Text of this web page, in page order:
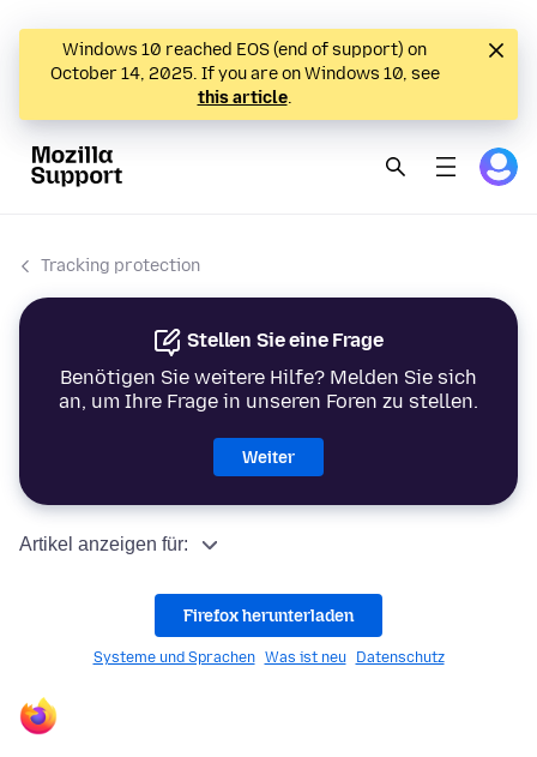
Windows 10 reached EOS (end of support) on
October 14, 2025. If you are on Windows 10, see
this article.
Tracking protection
Stellen Sie eine Frage
Benötigen Sie weitere Hilfe? Melden Sie sich
an, um Ihre Frage in unseren Foren zu stellen.
Weiter
Artikel anzeigen für:
Firefox herunterladen
Systeme und Sprachen Was ist neu Datenschutz